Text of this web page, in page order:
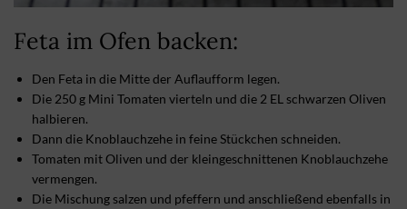
Feta im Ofen backen:
Den Feta in die Mitte der Auflaufform legen.
Die 250 g Mini Tomaten vierteln und die 2 EL schwarzen Oliven
halbieren.
Dann die Knoblauchzehe in feine Stückchen schneiden.
Tomaten mit Oliven und der kleingeschnittenen Knoblauchzehe
vermengen.
Die Mischung salzen und pfeffern und anschließend ebenfalls in